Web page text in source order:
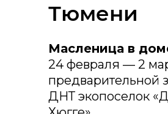
Тюмени
Масленица в
24 февраля — 2
предварительной
ДНТ экопоселок